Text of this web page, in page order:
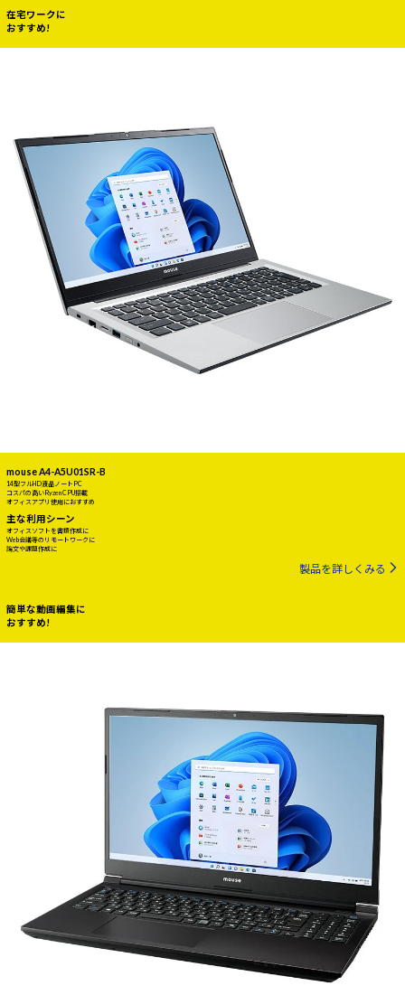
在宅ワークに
おすすめ!
mouse A4-A5U01SR-B
14型フルHD液晶ノートPC
コスパの高いRyzen CPU搭載
オフィスアプリ使用におすすめ
主な利用シーン
オフィスソフトを書類作成に
Web会議等のリモートワークに
論文や課題作成に
製品を詳しくみる
簡単な動画編集に
おすすめ!